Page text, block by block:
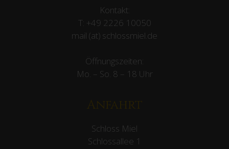
Kontakt:
T: +49 2226 10050
mail (at) schlossmiel.de
Öffnungszeiten:
Mo. – So. 8 – 18 Uhr
Anfahrt
Schloss Miel
Schlossallee 1